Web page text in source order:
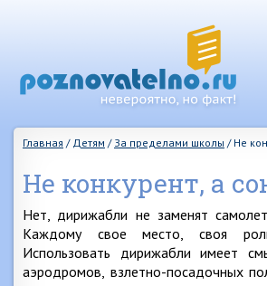
Главная / Детям / За пределами школы / Не
Не конкурент, а
Нет, дирижабли не заменят
Каждому свое место, своя
Использовать дирижабли имеет
аэродромов, взлетно-посадочных